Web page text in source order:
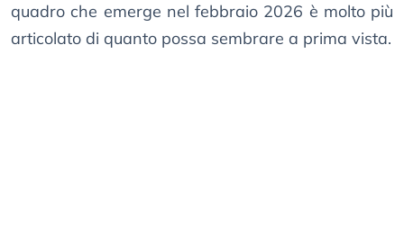
quadro che emerge nel febbraio 2026 è molto più
articolato di quanto possa sembrare a prima vista.